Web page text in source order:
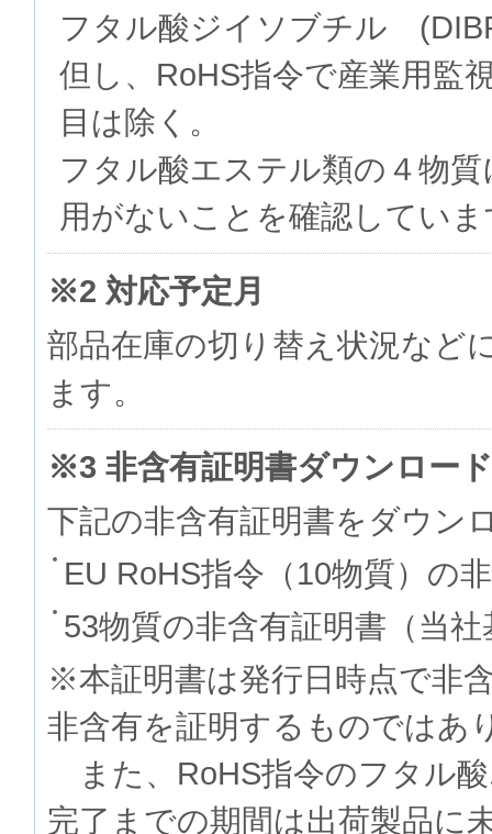
フタル酸ジイソブチル
但し、RoHS指令で産業用監
目は除く。
フタル酸エステル類の４物
用がないことを確認してい
※2 対応予定月
部品在庫の切り替え状況など
ます。
※3 非含有証明書ダウンロード
下記の非含有証明書をダウン
EU RoHS指令（10物質）の
53物質の非含有証明書（当社
※本証明書は発行日時点で非
非含有を証明するものでは
また、RoHS指令のフタル
完了までの期間は出荷製品に